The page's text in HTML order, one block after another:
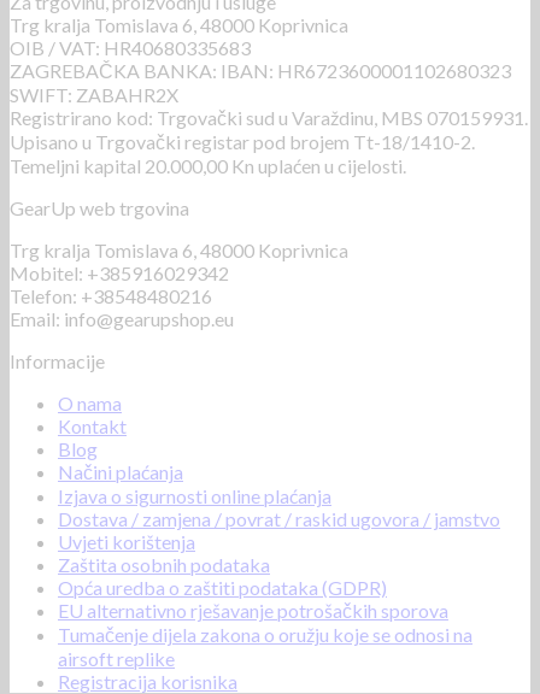
Trg kralja Tomislava 6, 48000 Koprivnica
OIB / VAT: HR40680335683
ZAGREBAČKA BANKA: IBAN: HR6723600001102680323
SWIFT: ZABAHR2X
Registrirano kod: Trgovački sud u Varaždinu, MBS 070159931.
Upisano u Trgovački registar pod brojem Tt-18/1410-2.
Temeljni kapital 20.000,00 Kn uplaćen u cijelosti.
GearUp web trgovina
Trg kralja Tomislava 6, 48000 Koprivnica
Mobitel: +385916029342
Telefon: +38548480216
Email: info@gearupshop.eu
Informacije
O nama
Kontakt
Blog
Načini plaćanja
Izjava o sigurnosti online plaćanja
Dostava / zamjena / povrat / raskid ugovora / jamstvo
Uvjeti korištenja
Zaštita osobnih podataka
Opća uredba o zaštiti podataka (GDPR)
EU alternativno rješavanje potrošačkih sporova
Tumačenje dijela zakona o oružju koje se odnosi na
airsoft replike
Registracija korisnika